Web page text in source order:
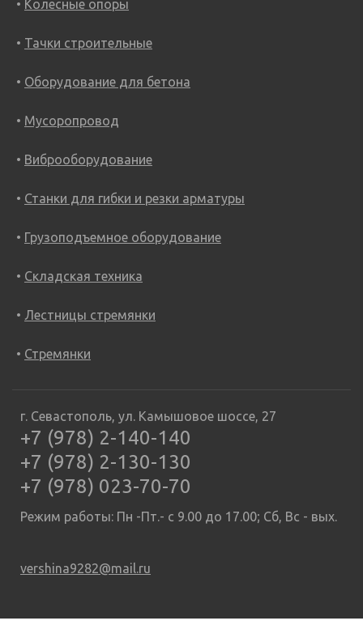
Колесные опоры
Тачки строительные
Оборудование для бетона
Мусоропровод
Виброоборудование
Станки для гибки и резки арматуры
Грузоподъемное оборудование
Складская техника
Лестницы стремянки
Стремянки
г. Севастополь, ул. Камышовое шоссе, 27
+7 (978) 2-140-140
+7 (978) 2-130-130
+7 (978) 023-70-70
Режим работы: Пн -Пт.- с 9.00 до 17.00; Сб, Вс - вых.
vershina9282@mail.ru